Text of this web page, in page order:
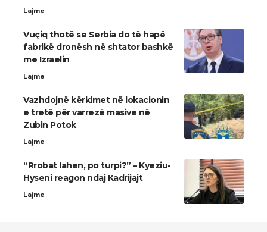
Lajme
Vuçiq thotë se Serbia do të hapë
fabrikë dronësh në shtator bashkë
me Izraelin
Lajme
Vazhdojnë kërkimet në lokacionin
e tretë për varrezë masive në
Zubin Potok
Lajme
“Rrobat lahen, po turpi?” – Kyeziu-
Hyseni reagon ndaj Kadrijajt
Lajme